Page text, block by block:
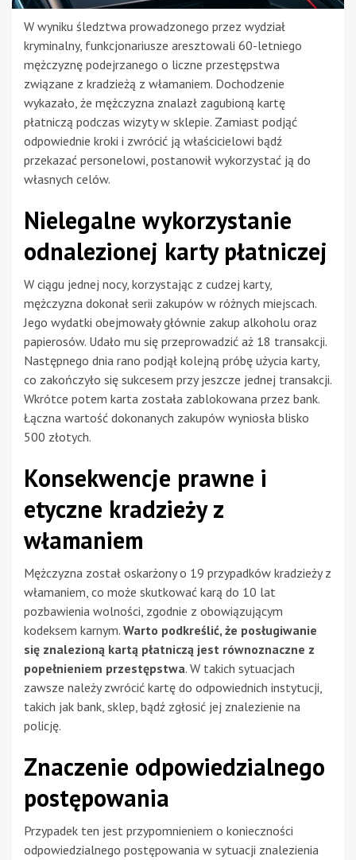
W wyniku śledztwa prowadzonego przez wydział
kryminalny, funkcjonariusze aresztowali 60-letniego
mężczyznę podejrzanego o liczne przestępstwa
związane z kradzieżą z włamaniem. Dochodzenie
wykazało, że mężczyzna znalazł zagubioną kartę
płatniczą podczas wizyty w sklepie. Zamiast podjąć
odpowiednie kroki i zwrócić ją właścicielowi bądź
przekazać personelowi, postanowił wykorzystać ją do
własnych celów.
Nielegalne wykorzystanie
odnalezionej karty płatniczej
W ciągu jednej nocy, korzystając z cudzej karty,
mężczyzna dokonał serii zakupów w różnych miejscach.
Jego wydatki obejmowały głównie zakup alkoholu oraz
papierosów. Udało mu się przeprowadzić aż 18 transakcji.
Następnego dnia rano podjął kolejną próbę użycia karty,
co zakończyło się sukcesem przy jeszcze jednej transakcji.
Wkrótce potem karta została zablokowana przez bank.
Łączna wartość dokonanych zakupów wyniosła blisko
500 złotych.
Konsekwencje prawne i
etyczne kradzieży z
włamaniem
Mężczyzna został oskarżony o 19 przypadków kradzieży z
włamaniem, co może skutkować karą do 10 lat
pozbawienia wolności, zgodnie z obowiązującym
kodeksem karnym. Warto podkreślić, że posługiwanie
się znalezioną kartą płatniczą jest równoznaczne z
popełnieniem przestępstwa. W takich sytuacjach
zawsze należy zwrócić kartę do odpowiednich instytucji,
takich jak bank, sklep, bądź zgłosić jej znalezienie na
policję.
Znaczenie odpowiedzialnego
postępowania
Przypadek ten jest przypomnieniem o konieczności
odpowiedzialnego postępowania w sytuacji znalezienia